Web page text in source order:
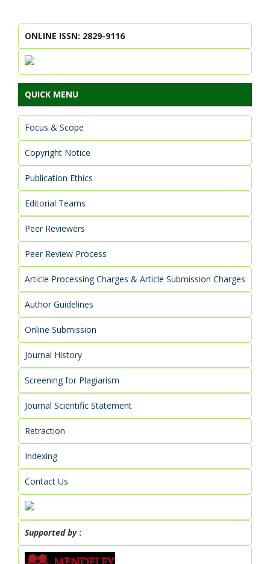
ONLINE ISSN: 2829-9116
QUICK MENU
Focus & Scope
Copyright Notice
Publication Ethics
Editorial Teams
Peer Reviewers
Peer Review Process
Article Processing Charges & Article Submission Charges
Author Guidelines
Online Submission
Journal History
Screening for Plagiarism
Journal Scientific Statement
Retraction
Indexing
Contact Us
Supported by: